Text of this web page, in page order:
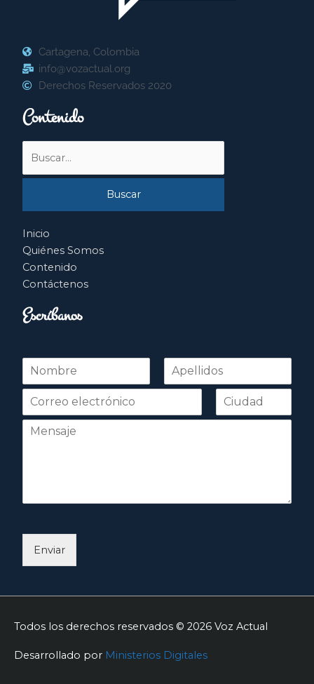
Cartagena, Colombia
info@vozactual.org
Derechos Reservados 2020
Contenido
por:
Inicio
Quiénes Somos
Contenido
Contáctenos
Escríbanos
N
m
r
Nombre Apellidos
Enviar
Todos los derechos reservados © 2026 Voz Actual
Desarrollado por Ministerios Digitales